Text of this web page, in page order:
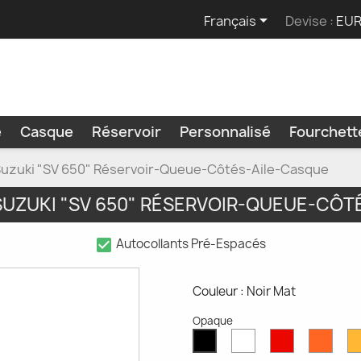
Français Devise :
Casque Réservoir Personnalisé
"SV 650" Réservoir-Queue-Côtés-Aile-Casque
"SV 650" RÉSERVOIR-QUEUE-
check_box Autocollants Pré-Espacés
Couleur : Noir Mat
Opaque
Mat
Mat
Mat
Mat